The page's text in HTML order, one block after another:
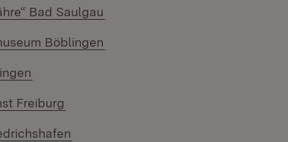
Bad Saulgau
Böblingen
Freiburg